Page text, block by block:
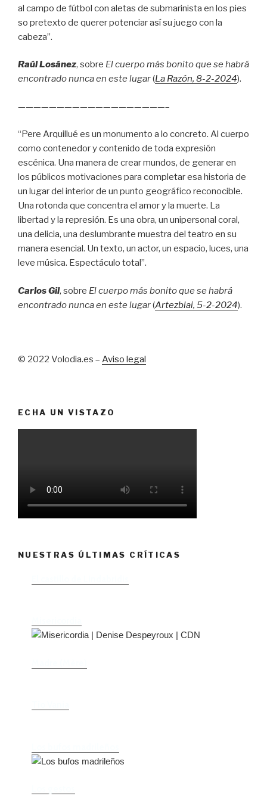
al campo de fútbol con aletas de submarinista en los pies
so pretexto de querer potenciar así su juego con la
cabeza”.
Raúl Losánez, sobre El cuerpo más bonito que se habrá
encontrado nunca en este lugar(La Razón, 8-2-2024).
———————————————————–
“Pere Arquillué es un monumento a lo concreto. Al cuerpo
como contenedor y contenido de toda expresión
escénica. Una manera de crear mundos, de generar en
los públicos motivaciones para completar esa historia de
un lugar del interior de un punto geográfico reconocible.
Una rotonda que concentra el amor y la muerte. La
libertad y la represión. Es una obra, un unipersonal coral,
una delicia, una deslumbrante muestra del teatro en su
manera esencial. Un texto, un actor, un espacio, luces, una
leve música. Espectáculo total”.
Carlos Gil, sobre El cuerpo más bonito que se habrá
encontrado nunca en este lugar(Artezblai, 5-2-2024).
© 2022 Volodia.es – Aviso legal
ECHA UN VISTAZO
NUESTRAS ÚLTIMAS CRÍTICAS